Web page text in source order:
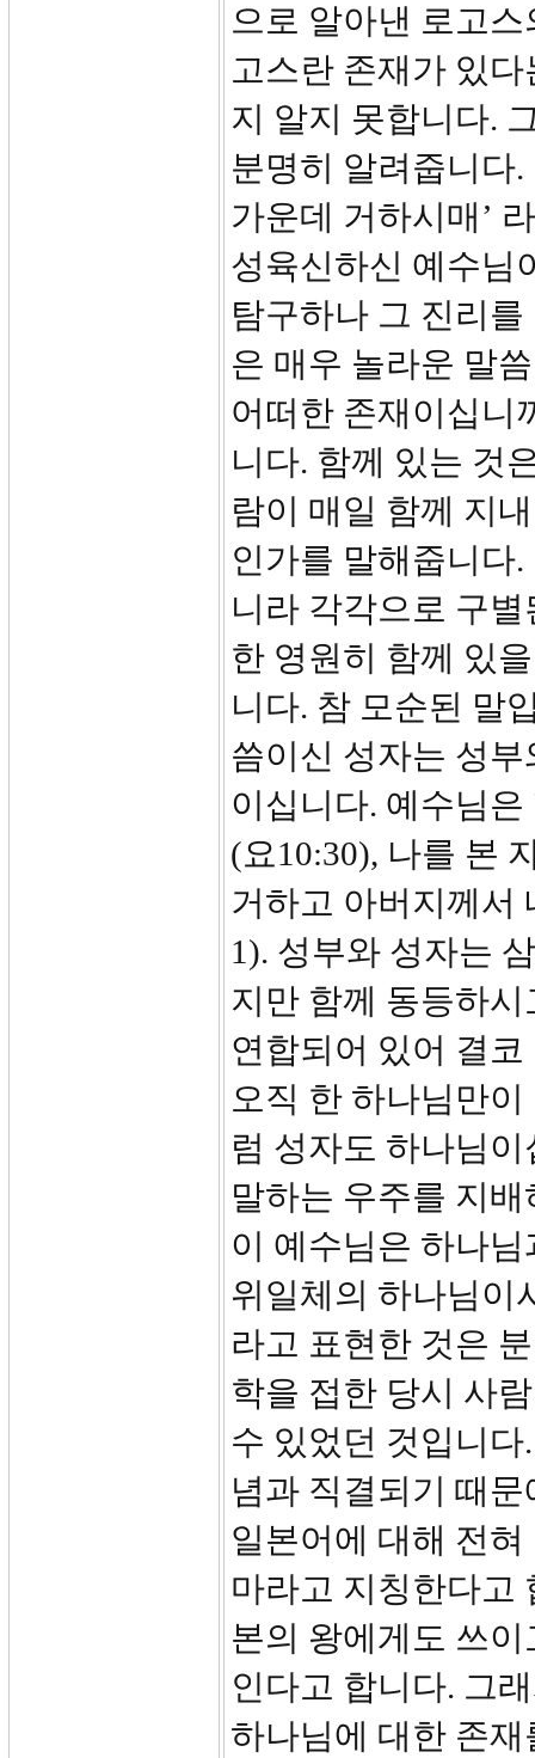
으로 알아낸 로고
고스란 존재가 있
지 알지 못합니다.
분명히 알려줍니다
가운데 거하시매’
성육신하신 예수님
탐구하나 그 진리
은 매우 놀라운 말
어떠한 존재이십니
니다. 함께 있는 것
람이 매일 함께 지
인가를 말해줍니다
니라 각각으로 구
한 영원히 함께 있
니다. 참 모순된 말
씀이신 성자는 성
이십니다. 예수님
(요10:30), 나를 본
거하고 아버지께서
1). 성부와 성자는
지만 함께 동등하
연합되어 있어 결
오직 한 하나님만
럼 성자도 하나님
말하는 우주를 지
이 예수님은 하나
위일체의 하나님이
라고 표현한 것은
학을 접한 당시 사
수 있었던 것입니
념과 직결되기 때
일본어에 대해 전
마라고 지칭한다고
본의 왕에게도 쓰
인다고 합니다. 그
하나님에 대한 존